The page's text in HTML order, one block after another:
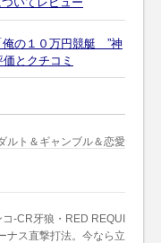
の１０万円競艇 ”神
とクチコミ
ルト＆ギャンブル＆恋愛
-CR牙狼・RED REQUI
ナス直撃打法。今なら立